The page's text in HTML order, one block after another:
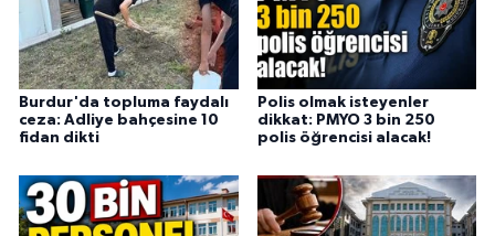
Burdur'da topluma faydalı
ceza: Adliye bahçesine 10
fidan dikti
Polis olmak isteyenler
dikkat: PMYO 3 bin 250
polis öğrencisi alacak!